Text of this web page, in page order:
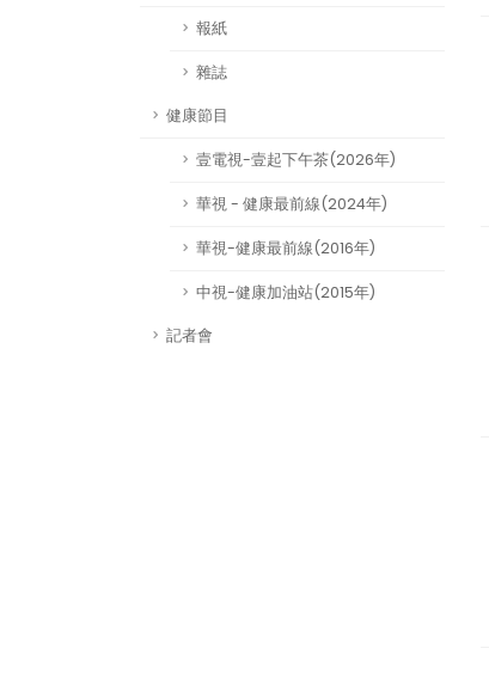
報紙
雜誌
健康節目
壹電視-壹起下午茶(2026年)
華視 - 健康最前線(2024年)
華視-健康最前線(2016年)
中視-健康加油站(2015年)
記者會